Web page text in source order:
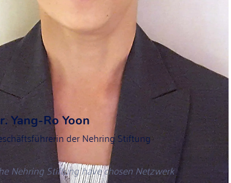
Yang-Ro Yoon
der Nehring Stiftung
Nehring Stiftung have chosen Netzwerk